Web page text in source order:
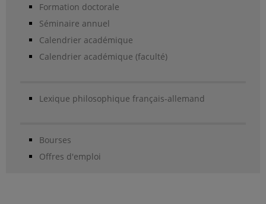
Formation doctorale
Séminaire annuel
Calendrier académique
Calendrier académique (faculté)
Lexique philosophique français-allemand
Bourses
Offres d'emploi